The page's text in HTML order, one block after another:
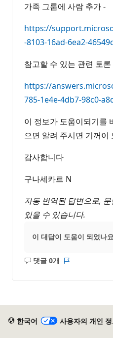
가족 그룹에 사람 추가 -
https://
-8103-16ad-6ea2-
참고할 수 있는 관련 토
https://
785-1e4e-4db7-98c0-
이 정보가 도움이되기를
으면 알려 주시면 기꺼이
감사합니다
구나세카르 N
자동 번역된 답변으로,
있을 수 있습니다.
이 대답이 도움이 되었나
댓글 0개
설
한국어 사용자의 개인